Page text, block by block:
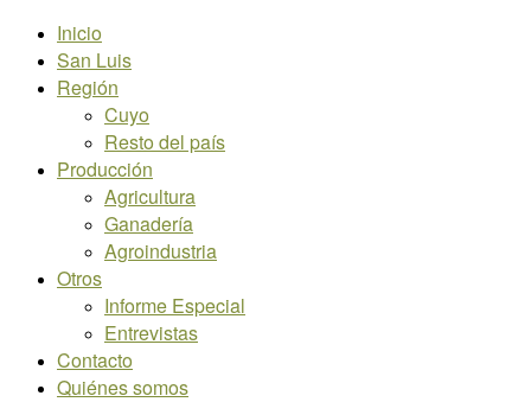
Inicio
San Luis
Región
Cuyo
Resto del país
Producción
Agricultura
Ganadería
Agroindustria
Otros
Informe Especial
Entrevistas
Contacto
Quiénes somos